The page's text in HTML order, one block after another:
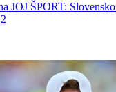
JOJ ŠPORT: